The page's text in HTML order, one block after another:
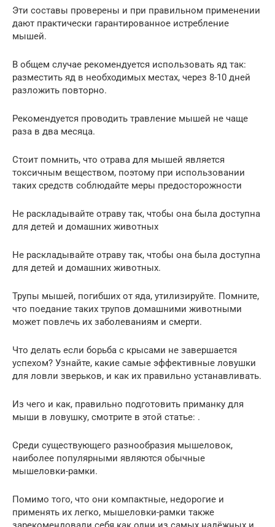
Эти составы проверены и при правильном применении
дают практически гарантированное истребление
мышей.
В общем случае рекомендуется использовать яд так:
разместить яд в необходимых местах, через 8-10 дней
разложить повторно.
Рекомендуется проводить травление мышей не чаще
раза в два месяца.
Стоит помнить, что отрава для мышей является
токсичным веществом, поэтому при использовании
таких средств соблюдайте меры предосторожности
Не раскладывайте отраву так, чтобы она была доступна
для детей и домашних животных
Не раскладывайте отраву так, чтобы она была доступна
для детей и домашних животных.
Трупы мышей, погибших от яда, утилизируйте. Помните,
что поедание таких трупов домашними животными
может повлечь их заболеваниям и смерти.
Что делать если борьба с крысами не завершается
успехом? Узнайте, какие самые эффективные ловушки
для ловли зверьков, и как их правильно устанавливать.
Из чего и как, правильно подготовить приманку для
мыши в ловушку, смотрите в этой статье: .
Среди существующего разнообразия мышеловок,
наиболее популярными являются обычные
мышеловки-рамки.
Помимо того, что они компактные, недорогие и
применять их легко, мышеловки-рамки также